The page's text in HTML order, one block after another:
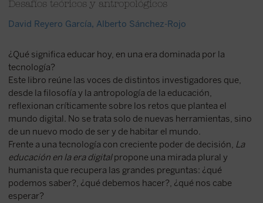
Desafíos teóricos y antropológicos
David Reyero García, Alberto Sánchez-Rojo
¿Qué significa educar hoy, en una era dominada por la
tecnología?
Este libro reúne las voces de distintos investigadores que,
desde la filosofía y la antropología de la educación,
reflexionan críticamente sobre los retos que plantea el
mundo digital. No se trata solo de nuevas herramientas, sino
de un nuevo modo de ser y de habitar el mundo.
Frente a una tecnología con creciente poder de decisión, La
educación en la era digitalpropone una mirada plural y
humanista que recupera las grandes preguntas: ¿qué
podemos saber?, ¿qué debemos hacer?, ¿qué nos cabe
esperar?